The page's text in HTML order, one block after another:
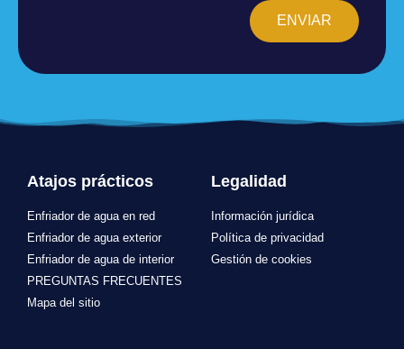
ENVIAR
Atajos prácticos
Enfriador de agua en red
Enfriador de agua exterior
Enfriador de agua de interior
PREGUNTAS FRECUENTES
Mapa del sitio
Legalidad
Información jurídica
Política de privacidad
Gestión de cookies